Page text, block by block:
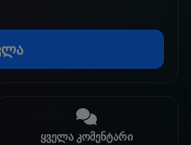
ყველა კომენტარი